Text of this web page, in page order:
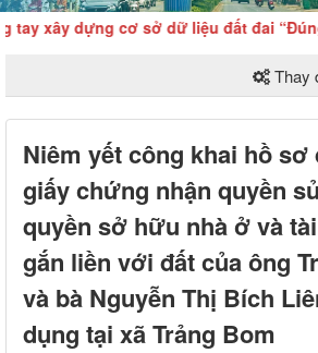
xây dựng cơ sở dữ liệu đất đai “Đúng
Thay
Niêm yết công khai hồ sơ
giấy chứng nhận quyền
quyền sở hữu nhà ở và
gắn liền với đất của ông
và bà Nguyễn Thị Bích
dụng tại xã Trảng Bom